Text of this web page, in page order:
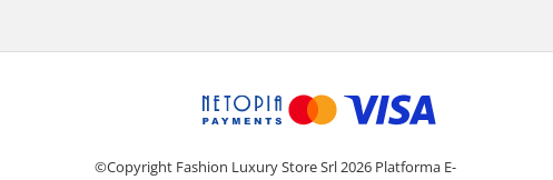
©Copyright Fashion Luxury Store Srl 2026 Platforma E-